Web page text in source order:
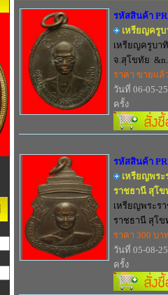
รหัสสินค้า
เหรียญครู
เหรียญครูบา
จ.สุโขทัย
ราคา ขายแล้
วันที่ 06-05-
ครั้ง
รหัสสินค้า
เหรียญพร
ราชธานี สุโข
เหรียญพระร
ราชธานี สุโข
ราคา 300 บา
วันที่ 05-08-
ครั้ง